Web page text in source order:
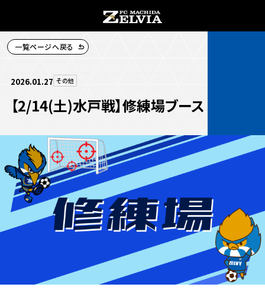
お知らせ
お知らせトップ
TOPチーム
試合情報
イベント
試合情報
試合情報トップ
試合日程・結果
観戦する
クラブを知る
一覧ページへ戻る
2026.01.27 その他
【2/14(土)水戸戦】修練場ブース